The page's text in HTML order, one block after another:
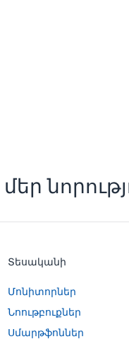
Տեսականի
Մոնիտորներ
Նոութբուքներ
Սմարթֆոններ